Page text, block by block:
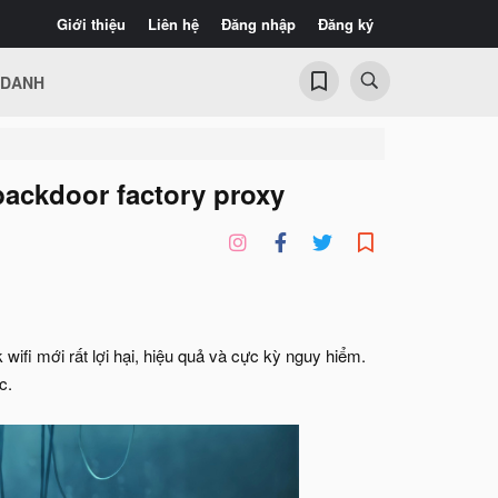
Giới thiệu Liên hệ Đăng nhập Đăng ký
factory proxy
mới rất lợi hại, hiệu quả và cực kỳ nguy hiểm.